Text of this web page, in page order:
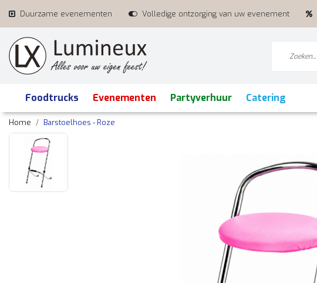
Duurzame evenementen Volledige ontzorging van uw evenement
Foodtrucks Evenementen Partyverhuur Catering
Home Barstoelhoes - Roze